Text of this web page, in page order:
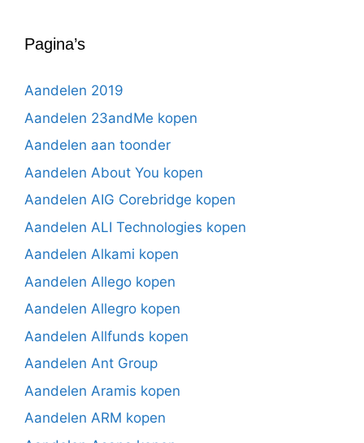
Pagina’s
Aandelen 2019
Aandelen 23andMe kopen
Aandelen aan toonder
Aandelen About You kopen
Aandelen AIG Corebridge kopen
Aandelen ALI Technologies kopen
Aandelen Alkami kopen
Aandelen Allego kopen
Aandelen Allegro kopen
Aandelen Allfunds kopen
Aandelen Ant Group
Aandelen Aramis kopen
Aandelen ARM kopen